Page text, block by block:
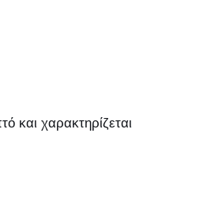
και χαρακτηρίζεται